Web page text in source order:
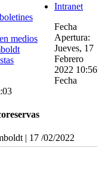
medios
Intranet
Fecha
Apertura:
Jueves, 17
Febrero
2022 10:56
Fecha
| 17 /02/2022